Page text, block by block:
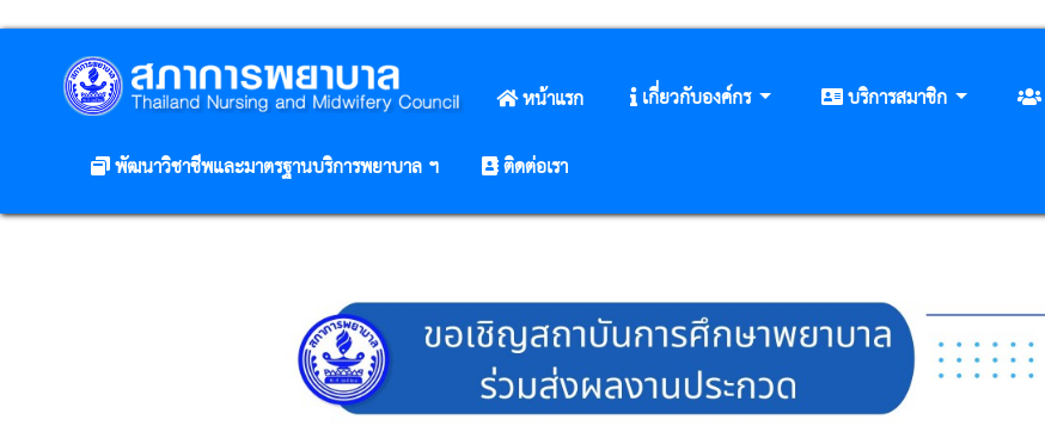
หน้าแรก เกี่ยวกับองค์กร บริการสมาชิก
พัฒนาวิชาชีพและมาตรฐานบริการพยาบาล ฯ
ติดต่อเรา